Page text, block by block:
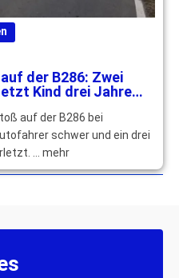
der B286: Zwei
Kind drei Jahre
auf der B286 bei
schwer und ein drei
… mehr